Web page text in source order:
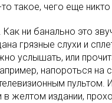
такое, чего еще никто
ни банально это
грязные слухи и
услышать, или
напороться на
пультом.
в желтом издании,